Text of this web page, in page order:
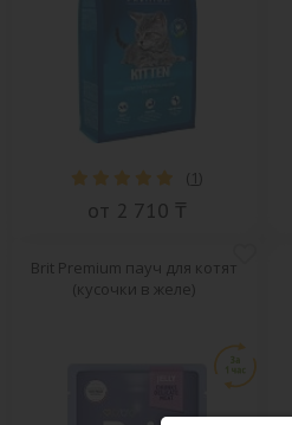
( 1)
от 2 710 ₸
Brit Premium пауч для котят
(кусочки в желе)